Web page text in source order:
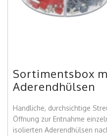
Sortimentsbox
Aderendhülsen
Handliche, durchsichtige
Öffnung zur Entnahme
isolierten Aderendhülsen